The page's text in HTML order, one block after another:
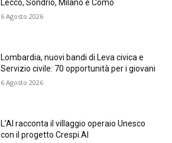
Lecco, Sondrio, Milano e Como
6 Agosto 2026
Lombardia, nuovi bandi di Leva civica e
Servizio civile: 70 opportunità per i giovani
6 Agosto 2026
L’AI racconta il villaggio operaio Unesco
con il progetto Crespi.AI